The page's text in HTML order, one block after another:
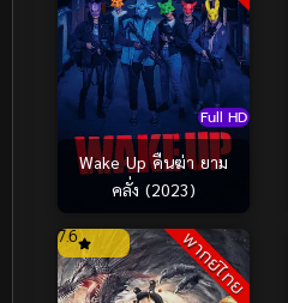
Full HD
Wake Up คืนฆ่า ยาม
คลั่ง (2023)
พากย์ไทย
7.6